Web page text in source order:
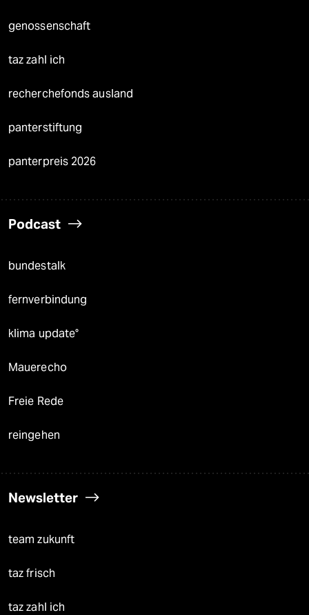
genossenschaft
taz zahl ich
recherchefonds ausland
panterstiftung
panterpreis 2026
Podcast
bundestalk
fernverbindung
klima update°
Mauerecho
Freie Rede
reingehen
Newsletter
team zukunft
taz frisch
taz zahl ich